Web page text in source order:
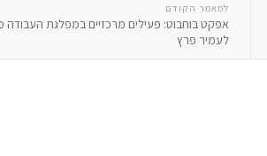
למאמר הקודם
אפקט בוחבוט: פעילים מרכזיים במפלגת העבודה
לעמיר פרץ